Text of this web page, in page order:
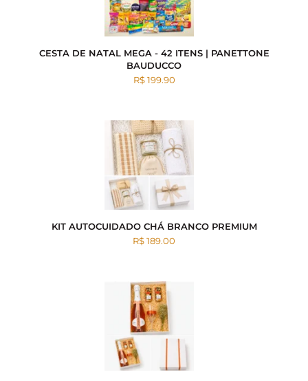
CESTA DE NATAL MEGA - 42 ITENS | PANETTONE
BAUDUCCO
R$ 199.90
KIT AUTOCUIDADO CHÁ BRANCO PREMIUM
R$ 189.00